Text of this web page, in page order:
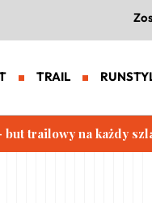
TRAIL
but trailowy na każdy